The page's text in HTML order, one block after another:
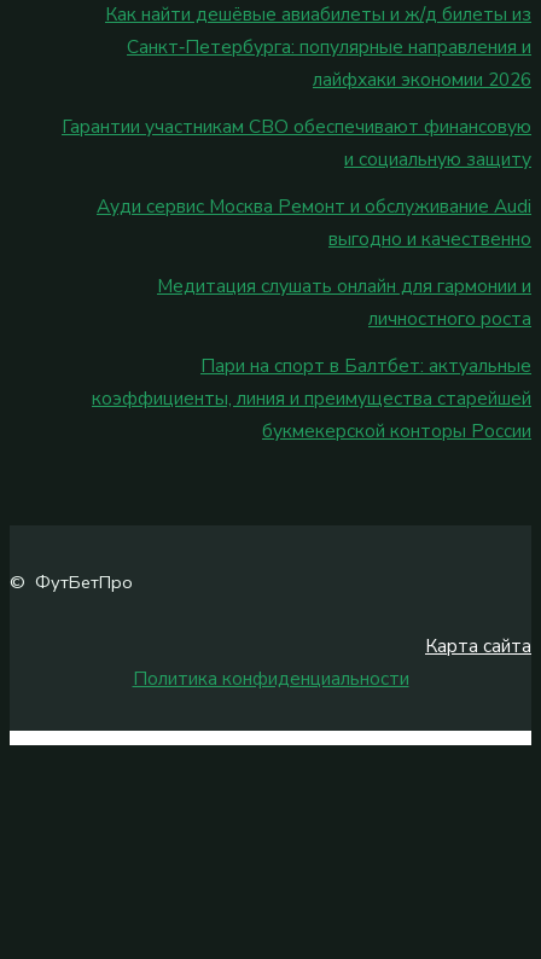
Как найти дешёвые авиабилеты и ж/д билеты из
Санкт‑Петербурга: популярные направления и
лайфхаки экономии 2026
Гарантии участникам СВО обеспечивают финансовую
и социальную защиту
Ауди сервис Москва Ремонт и обслуживание Audi
выгодно и качественно
Медитация слушать онлайн для гармонии и
личностного роста
Пари на спорт в Балтбет: актуальные
коэффициенты, линия и преимущества старейшей
букмекерской конторы России
© ФутБетПро
Карта сайта
Политика конфиденциальности